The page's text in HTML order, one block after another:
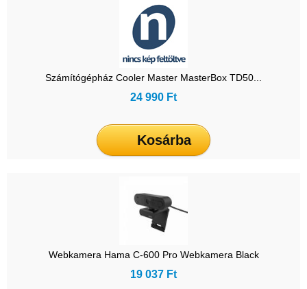
Számítógépház Cooler Master MasterBox TD50...
24 990 Ft
Kosárba
Webkamera Hama C-600 Pro Webkamera Black
19 037 Ft